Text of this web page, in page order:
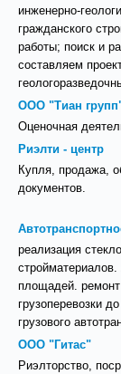
инженерно-
гражданского
работы; поиск и
составляем
ООО "Тиан
Оценочная
Риэлти - центр
Купля, продажа,
документов.
реализация
площадей. ремонт
грузоперевозки
грузового
ООО "Гитас"
Риэлторство,